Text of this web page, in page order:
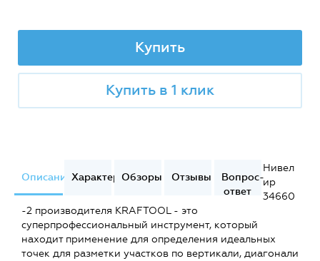
Купить
Купить в 1 клик
ОписаниеХарактеристики
Обзоры Отзывы
Вопрос-
ответ
Нивел
ир
34660
-2 производителя KRAFTOOL - это
суперпрофессиональный инструмент, который
находит применение для определения идеальных
точек для разметки участков по вертикали, диагонали